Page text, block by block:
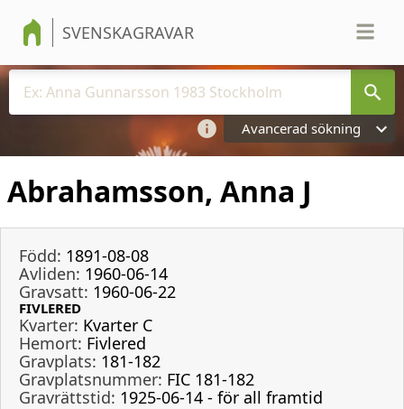
SVENSKAGRAVAR
Avancerad sökning
Abrahamsson, Anna J
Född: 1891-08-08
Avliden: 1960-06-14
Gravsatt: 1960-06-22
FIVLERED
Kvarter: Kvarter C
Hemort: Fivlered
Gravplats: 181-182
Gravplatsnummer: FIC 181-182
Gravrättstid: 1925-06-14 - för all framtid